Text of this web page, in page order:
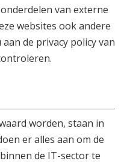
van externe
websites ook andere
de privacy policy van
worden, staan in
er alles aan om de
de IT-sector te